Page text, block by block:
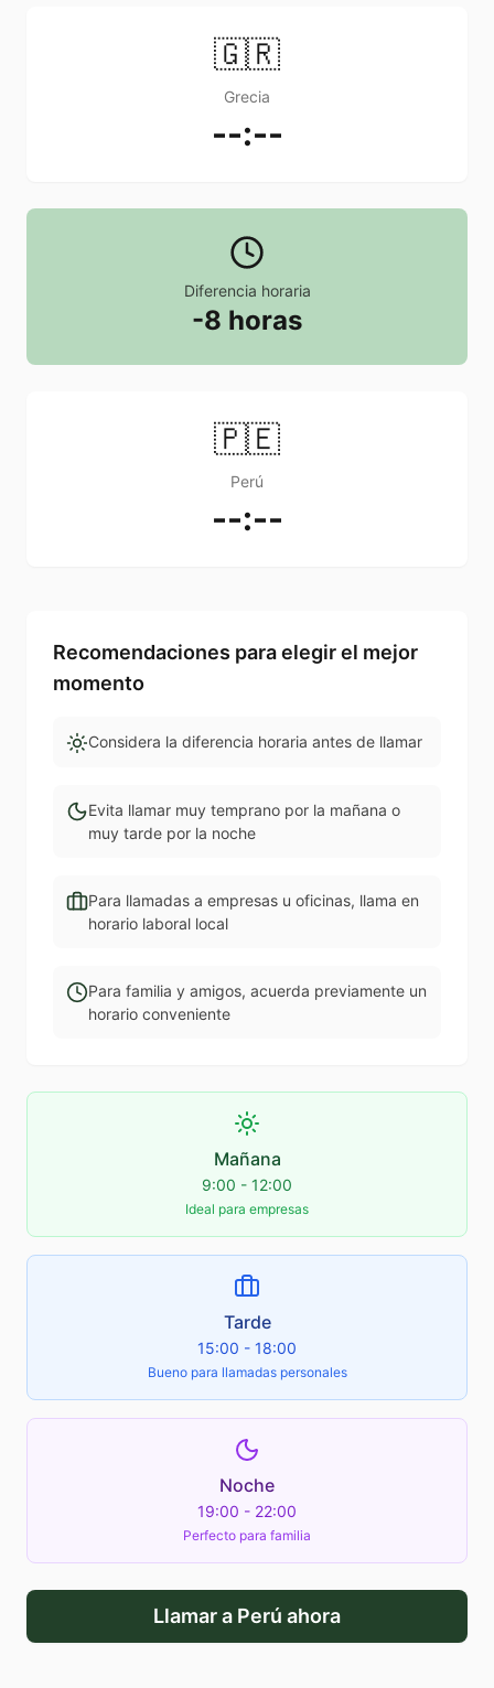
🇬🇷
Grecia
--:--
Diferencia horaria
-8 horas
🇵🇪
Perú
--:--
Recomendaciones para elegir el mejor
momento
Considera la diferencia horaria antes de llamar
Evita llamar muy temprano por la mañana o
muy tarde por la noche
Para llamadas a empresas u oficinas, llama en
horario laboral local
Para familia y amigos, acuerda previamente un
horario conveniente
Mañana
9:00 - 12:00
Ideal para empresas
Tarde
15:00 - 18:00
Bueno para llamadas personales
Noche
19:00 - 22:00
Perfecto para familia
Llamar a Perú ahora